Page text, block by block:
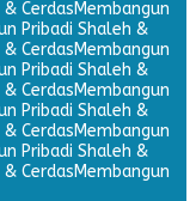
CerdasMembangun
Pribadi Shaleh &
CerdasMembangun
Pribadi Shaleh &
CerdasMembangun
Pribadi Shaleh &
CerdasMembangun
Pribadi Shaleh &
CerdasMembangun